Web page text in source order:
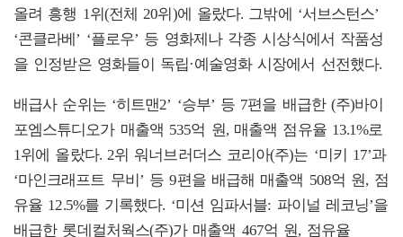
올려 흥행 1위(전체 20위)에 올랐다. 그밖에 ‘서브스턴스’
‘콘클라베’ ‘플로우’ 등 영화제나 각종 시상식에서 작품성
을 인정받은 영화들이 독립·예술영화 시장에서 선전했다.
배급사 순위는 ‘히트맨2’ ‘승부’ 등 7편을 배급한 (주)바이
포엠스튜디오가 매출액 535억 원, 매출액 점유율 13.1%로
1위에 올랐다. 2위 워너브러더스 코리아(주)는 ‘미키 17’과
‘마인크래프트 무비’ 등 9편을 배급해 매출액 508억 원, 점
유율 12.5%를 기록했다. ‘미션 임파서블: 파이널 레코닝’을
배급한 롯데컬처웍스(주)가 매출액 467억 원, 점유율